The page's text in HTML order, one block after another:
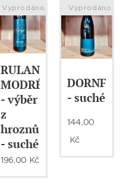
RULANDSKÉ
MODRÉ
- výběr
z
hroznů
- suché
Vyprodáno
196,00 Kč
- suché
Vyprodáno
144,00
Kč